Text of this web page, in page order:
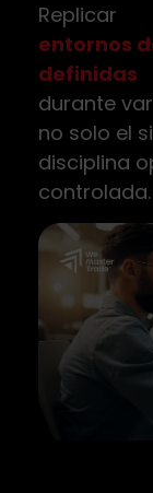
Replicar
entornos
definidas
durante
no solo el
disciplina
controlada.